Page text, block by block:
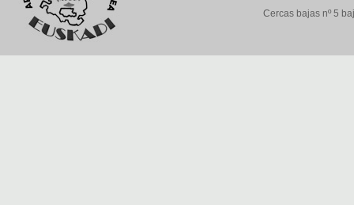
Cercas bajas nº 5